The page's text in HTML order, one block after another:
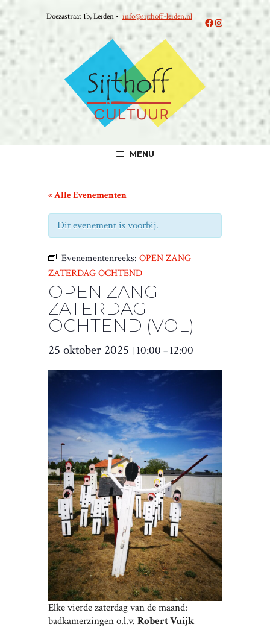
naar
de
inhoud
Doezastraat 1b, Leiden • info@sijthoff-leiden.nl Facebook
Instagram
MENU
« Alle Evenementen
Dit evenement is voorbij.
Evenementenreeks: OPEN ZANG
ZATERDAG OCHTEND
OPEN ZANG
ZATERDAG
OCHTEND (VOL)
25 oktober 2025 10:00 – 12:00
Elke vierde zaterdag van de maand:
badkamerzingen o.l.v. Robert Vuijk